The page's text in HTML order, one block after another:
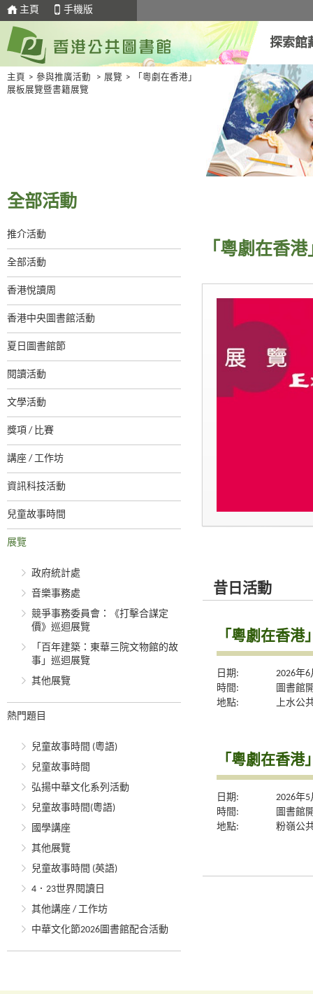
主頁 手機版
探索館
主頁 > 參與推廣活動 > 展覽 >
「粵劇在香港」
展板展覽暨書籍展覽
全部活動
推介活動
全部活動
香港悅讀周
香港中央圖書館活動
夏日圖書館節
閱讀活動
文學活動
獎項 / 比賽
講座 / 工作坊
資訊科技活動
兒童故事時間
展覽
政府統計處
音樂事務處
競爭事務委員會：《打擊合謀定
價》巡迴展覽
「百年建築：東華三院文物館的故
事」巡迴展覽
其他展覽
熱門題目
兒童故事時間 (粵語)
兒童故事時間
弘揚中華文化系列活動
兒童故事時間(粵語)
國學講座
其他展覽
兒童故事時間 (英語)
4．23世界閱讀日
其他講座 / 工作坊
中華文化節2026圖書館配合活動
「粵劇在香
昔日活動
「粵劇在香
日期:
2026年
時間:
圖書館
地點:
上水公
「粵劇在香
日期:
2026年
時間:
圖書館
地點:
粉嶺公